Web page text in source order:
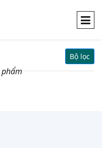
Bộ lọc
phẩm